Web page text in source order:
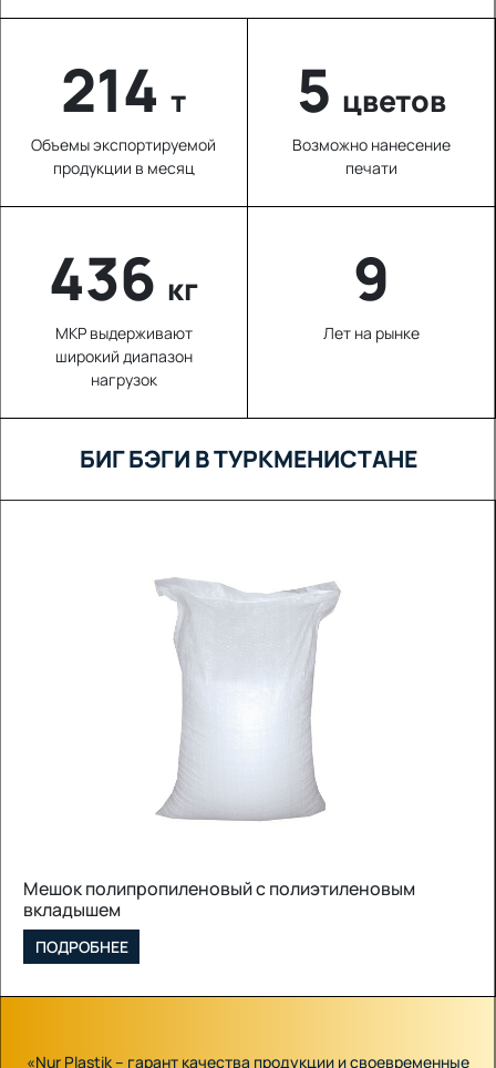
220 т
Объемы экспортируемой
продукции в месяц
5 цветов
Возможно нанесение
печати
605 кг
МКР выдерживают
широкий диапазон
нагрузок
9
Лет на рынке
БИГ БЭГИ В ТУРКМЕНИСТАНЕ
Мешок полипропиленовый с полиэтиленовым
вкладышем
ПОДРОБНЕЕ
«Nur Plastik – гарант качества продукции и своевременные